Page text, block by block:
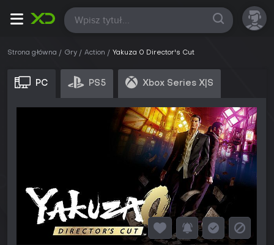
Wszystkie
Strona główna Gry Action Yakuza 0 Director's Cut
PC PS5 Xbox Series X|S